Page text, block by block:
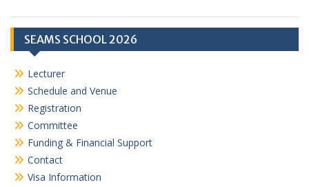
SEAMS SCHOOL 2026
Lecturer
Schedule and Venue
Registration
Committee
Funding & Financial Support
Contact
Visa Information